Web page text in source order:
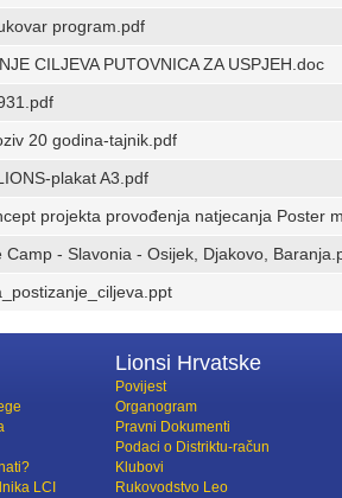
program.pdf
CILJEVA PUTOVNICA ZA USPJEH.doc
20 godina-tajnik.pdf
plakat A3.pdf
projekta provođenja natjecanja Poster
Camp - Slavonia - Osijek, Djakovo,
LCI
Lionsi Hrvatske
Povijest
Organogram
Pravni Dokumenti
Podaci o Distriktu-račun
Klubovi
Rukovodstvo Leo